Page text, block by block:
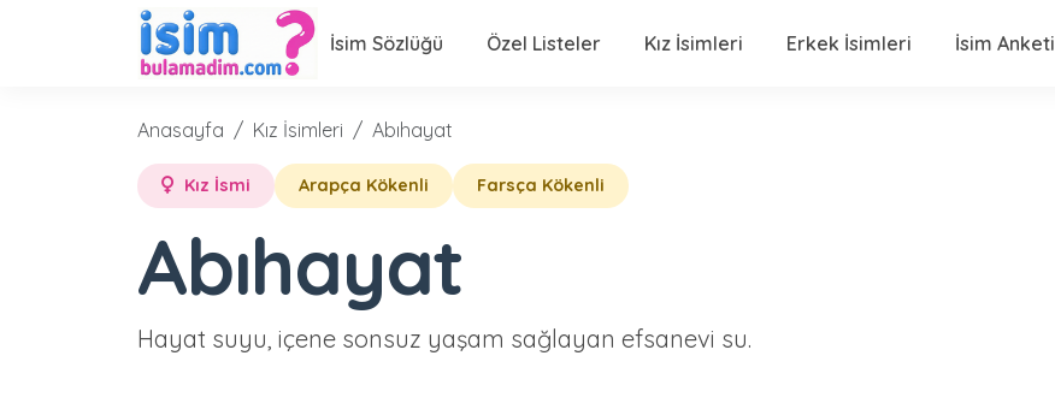
İsim Sözlüğü Özel Listeler Kız İsimleri Erkek İsimleri İsim Anketi
Anasayfa Kız İsimleri Abıhayat
Kız İsmi Arapça Kökenli Farsça Kökenli
Abıhayat
Hayat suyu, içene sonsuz yaşam sağlayan efsanevi su.